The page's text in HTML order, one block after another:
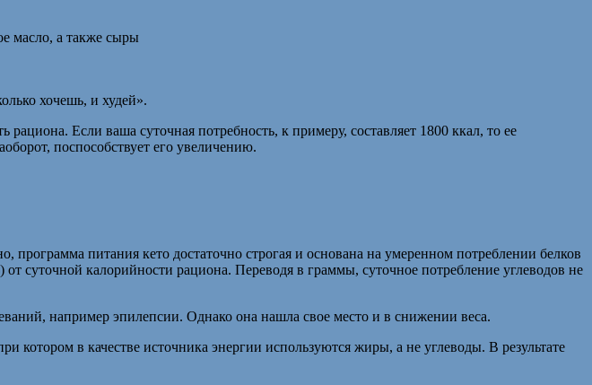
масло, а также сыры
хочешь, и худей».
Если ваша суточная потребность, к примеру, составляет 1800 ккал, то ее
поспособствует его увеличению.
питания кето достаточно строгая и основана на умеренном потреблении белков
суточной калорийности рациона. Переводя в граммы, суточное потребление углеводов не
например эпилепсии. Однако она нашла свое место и в снижении веса.
котором в качестве источника энергии используются жиры, а не углеводы. В результате